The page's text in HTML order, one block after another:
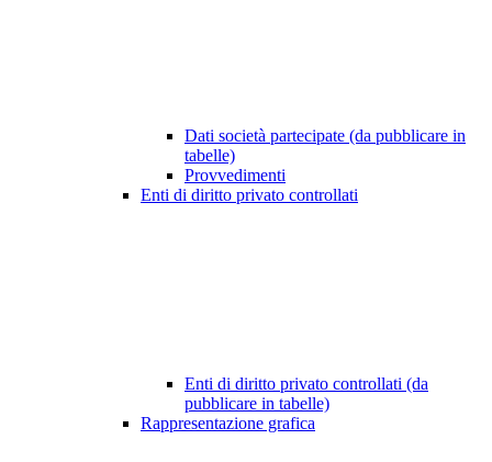
Dati società partecipate (da pubblicare in
tabelle)
Provvedimenti
Enti di diritto privato controllati
Enti di diritto privato controllati (da
pubblicare in tabelle)
Rappresentazione grafica